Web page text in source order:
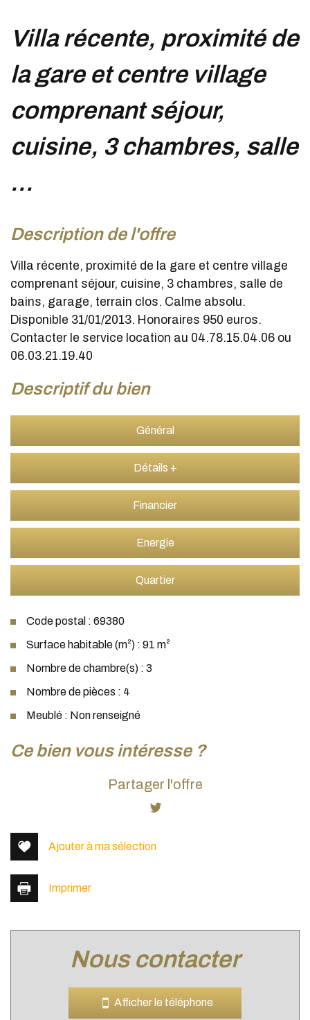
villa récente, proximité de
la gare et centre village
comprenant séjour,
cuisine, 3 chambres, salle
...
description de l'offre
Villa récente, proximité de la gare et centre village
comprenant séjour, cuisine, 3 chambres, salle de
bains, garage, terrain clos. Calme absolu.
Disponible 31/01/2013. Honoraires 950 euros.
Contacter le service location au 04.78.15.04.06 ou
06.03.21.19.40
descriptif du bien
Général
Détails +
Financier
Energie
Quartier
Code postal : 69380
Surface habitable (m²) : 91 m²
Nombre de chambre(s) : 3
Nombre de pièces : 4
Meublé : Non renseigné
la ville de lozanne (69380)
Leaflet |©JawgMaps|© OpenStreetMap
École maternelle
ce bien vous intéresse ?
Partager l'offre
Ajouter à ma sélection
Imprimer
nous contacter
Afficher le téléphone